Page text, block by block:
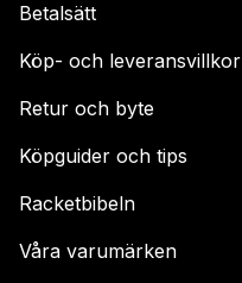
Betalsätt
Köp- och leveransvillkor
Retur och byte
Köpguider och tips
Racketbibeln
Våra varumärken